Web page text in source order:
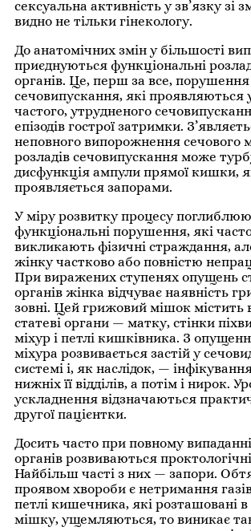
сексуальна активність у зв’язку зі
видно не тільки гінекологу.
До анатомічних змін у більшості
приєднуються функціональні
органів. Це, перш за все, порушення
сечовипускання, які проявляються
частого, утрудненого
епізодів гострої затримки.
неповного випорожнення сечового
розладів сечовипускання може
дисфункція ампули прямої кишки,
проявляється запорами.
У міру розвитку процесу
функціональні порушення, які
викликають фізичні страждання,
жінку частково або повністю
При виражених ступенях опущень
органів жінка відчуває наявність
зовні. Цей грижовий мішок містить
статеві органи — матку, стінки
міхур і петлі кишківника. З
міхура розвивається застій у
системі і, як наслідок, —
нижніх її відділів, а потім і нирок.
ускладнення відзначаються
другої пацієнтки.
Досить часто при повному
органів розвиваються
Найбільш часті з них — запори.
проявом хвороби є нетримання
петлі кишечника, які розташовані
мішку, ущемляються, то виникає